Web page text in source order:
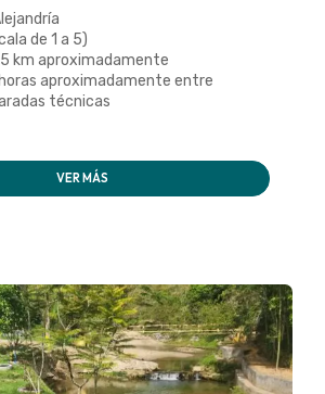
de 1 a 5)
km aproximadamente
aproximadamente entre
técnicas
VER MÁS